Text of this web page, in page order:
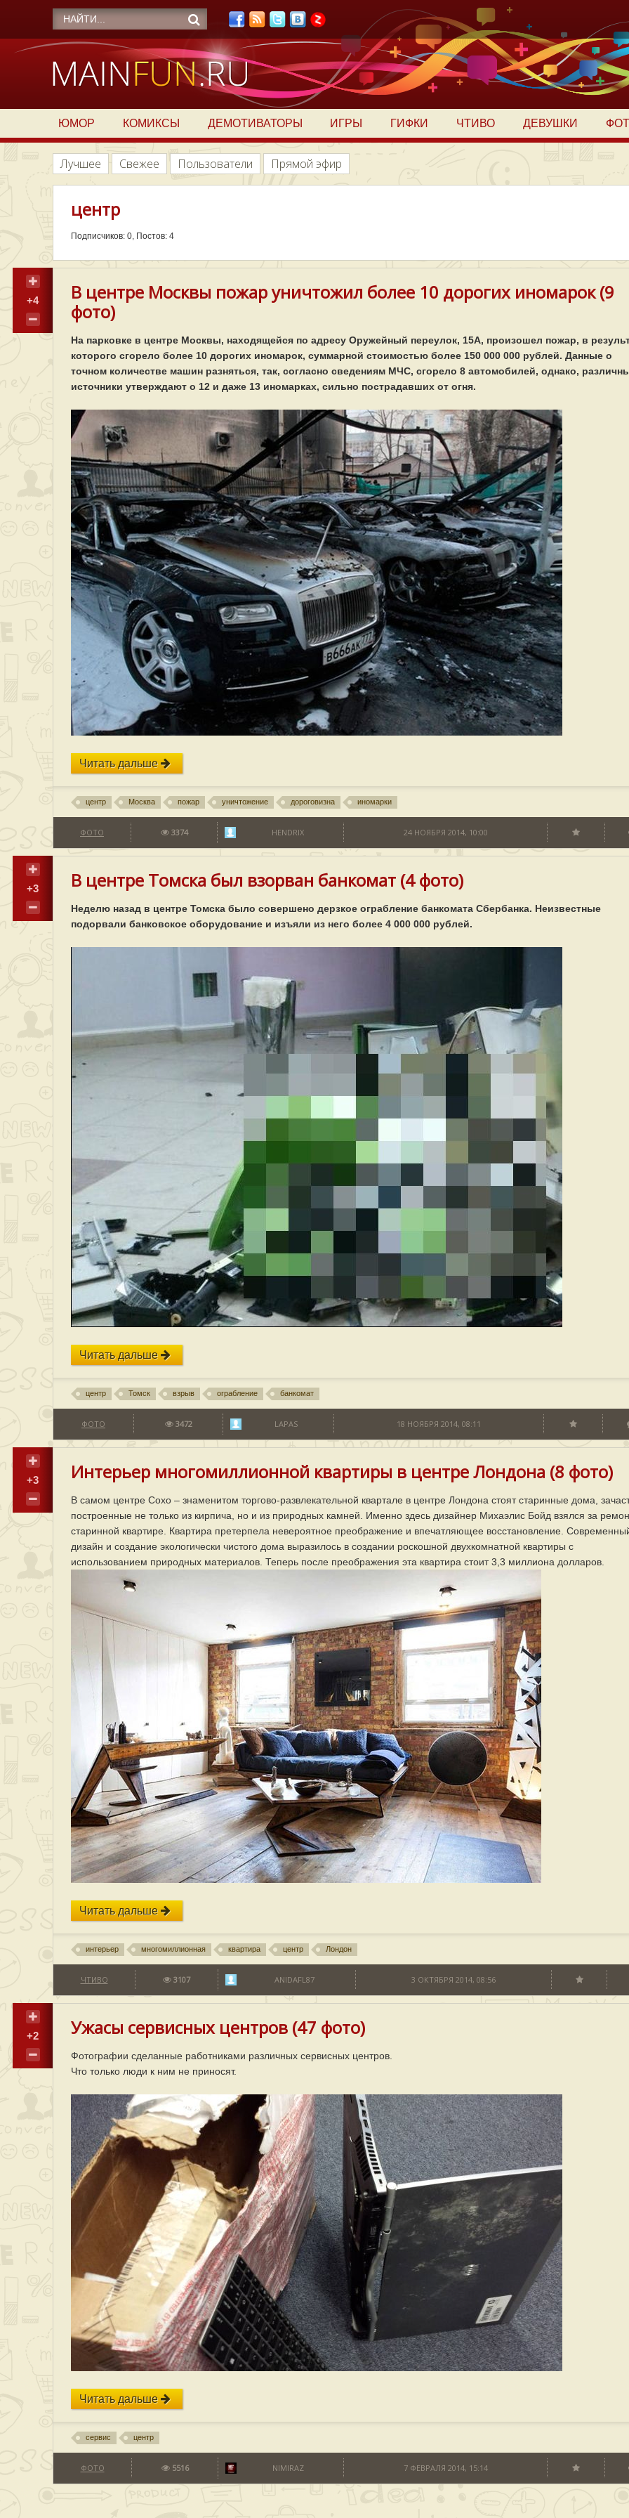
ЮМОР КОМИКСЫ ДЕМОТИВАТОРЫ ИГРЫ ГИФКИ ЧТИВО ДЕВУШКИ
Лучшее Свежее Пользователи Прямой эфир
центр
Подписчиков: 0, Постов: 4
+4
В центре Москвы пожар уничтожил более 10 дорогих иномарок (9
фото)
На парковке в центре Москвы, находящейся по адресу Оружейный переулок, 15А, произошел пожар, в
которого сгорело более 10 дорогих иномарок, суммарной стоимостью более 150 000 000 рублей. Данные о
точном количестве машин разняться, так, согласно сведениям МЧС, сгорело 8 автомобилей, однако,
источники утверждают о 12 и даже 13 иномарках, сильно пострадавших от огня.
Читать дальше
центр Москва пожар уничтожение дороговизна иномарки
ФОТО 3374 HENDRIX 24 НОЯБРЯ 2014, 10:00
+3 В центре Томска был взорван банкомат (4 фото)
Неделю назад в центре Томска было совершено дерзкое ограбление банкомата Сбербанка. Неизвестные
подорвали банковское оборудование и изъяли из него более 4 000 000 рублей.
Читать дальше
центр Томск взрыв ограбление банкомат
ФОТО 3472 LAPAS 18 НОЯБРЯ 2014, 08:11
+3 Интерьер многомиллионной квартиры в центре Лондона (8 фото)
В самом центре Сохо – знаменитом торгово-развлекательной квартале в центре Лондона стоят старинные дома,
построенные не только из кирпича, но и из природных камней. Именно здесь дизайнер Михаэлис Бойд взялся за
старинной квартире. Квартира претерпела невероятное преображение и впечатляющее восстановление.
дизайн и создание экологически чистого дома выразилось в создании роскошной двухкомнатной квартиры с
использованием природных материалов. Теперь после преображения эта квартира стоит 3,3 миллиона долларов.
Читать дальше
интерьер многомиллионная квартира центр Лондон
ЧТИВО 3107 ANIDAFL87 3 ОКТЯБРЯ 2014, 08:56
+2 Ужасы сервисных центров (47 фото)
Фотографии сделанные работниками различных сервисных центров.
Что только люди к ним не приносят.
Читать дальше
сервис центр
ФОТО 5516 NIMIRAZ 7 ФЕВРАЛЯ 2014, 15:14